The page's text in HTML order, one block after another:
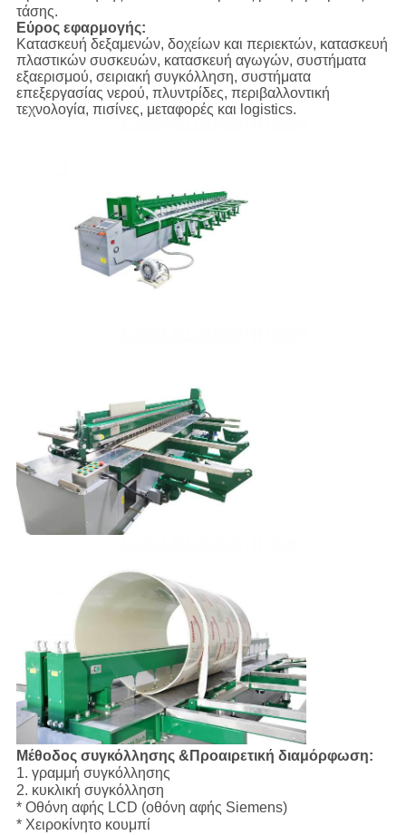
τάσης.
Εύρος εφαρμογής:
Κατασκευή δεξαμενών, δοχείων και περιεκτών, κατασκευή
πλαστικών συσκευών, κατασκευή αγωγών, συστήματα
εξαερισμού, σειριακή συγκόλληση, συστήματα
επεξεργασίας νερού, πλυντρίδες, περιβαλλοντική
τεχνολογία, πισίνες, μεταφορές και logistics.
Μέθοδος συγκόλλησης &Προαιρετική διαμόρφωση:
1. γραμμή συγκόλλησης
2. κυκλική συγκόλληση
* Οθόνη αφής LCD (οθόνη αφής Siemens)
* Χειροκίνητο κουμπί